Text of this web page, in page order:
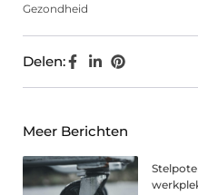
Gezondheid
Delen:
Meer Berichten